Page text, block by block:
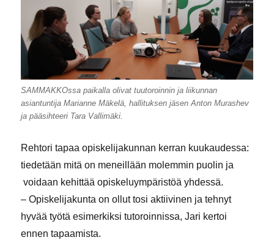
SAMMAKKOssa paikalla olivat tuutoroinnin ja liikunnan
asiantuntija Marianne Mäkelä, hallituksen jäsen Anton Murashev
ja pääsihteeri Tara Vallimäki.
Rehtori tapaa opiskelijakunnan kerran kuukaudessa:
tiedetään mitä on meneillään molemmin puolin ja
voidaan kehittää opiskeluympäristöä yhdessä.
– Opiskelijakunta on ollut tosi aktiivinen ja tehnyt
hyvää työtä esimerkiksi tutoroinnissa, Jari kertoi
ennen tapaamista.